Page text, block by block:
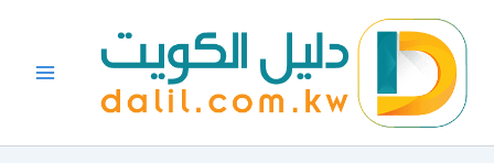
المحتوى